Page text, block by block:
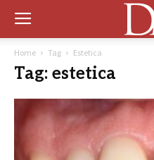
Home Tag Estetica
Tag: estetica